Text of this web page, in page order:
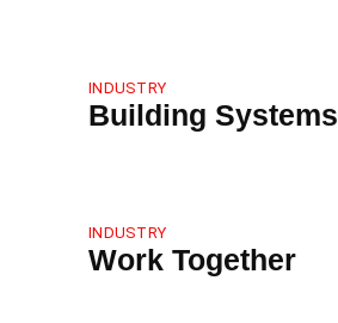
INDUSTRY
Building Systems
INDUSTRY
Work Together